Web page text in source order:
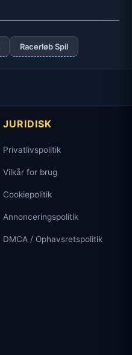
Racerløb Spil
JURIDISK
Privatlivspolitik
Vilkår for brug
Cookiepolitik
Annonceringspolitik
DMCA / Ophavsretspolitik